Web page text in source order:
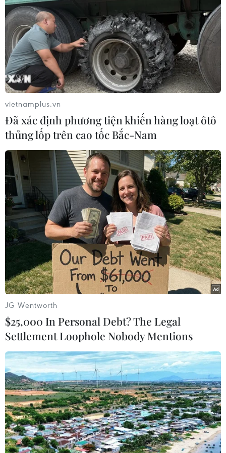
#Triển lãm hoa Hong Kong 2024
#Hoa tươi
#Công viên Victoria
#Khách tham quan Hongkong
Theo dõi VietnamPlus
TIN LIÊN QUAN
vietnamplus.vn
Đã xác định phương tiện khiến hàng loạt ôtô
thủng lốp trên cao tốc Bắc-Nam
JG Wentworth
$25,000 In Personal Debt? The Legal
Settlement Loophole Nobody Mentions